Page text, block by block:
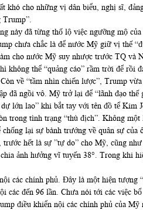
khó cho những vị dân biểu, nghị sĩ,
Trump”.
đã từng thố lộ việc ngưỡng mộ
chưa chắc là để nước Mỹ giữ vị thế
cho nước Mỹ suy nhược trước TQ và
thể “quảng cáo” rầm trời để rồi
về “tầm nhìn chiến lược”, Trump
đã ngồi vô. Mỹ trở lại để “lãnh đạo
lớn lao” khi bắt tay với tên đồ tể Kim
trong tình trạng “thù địch”. Không
lại sự bành trướng về quân sự
hết là sự ”tự do” cho Mỹ, cũng
ảnh hưởng vĩ tuyến 38°. Trong khi
các chính phủ. Đây là một hiện
đến 96 lần. Chưa nói tới các việc
điều khiển nội các chính phủ của